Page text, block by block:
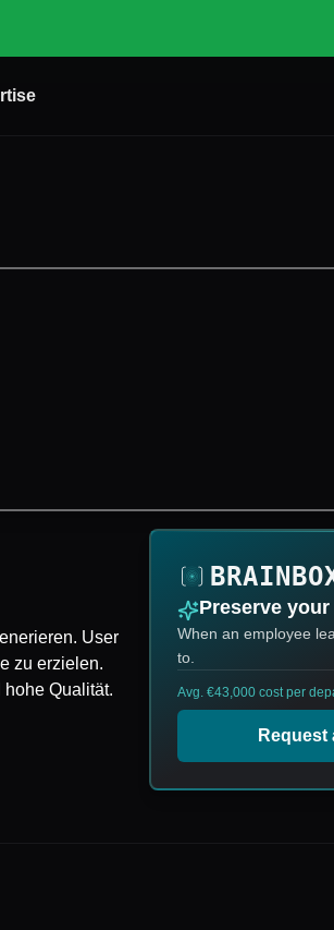
User
zu erzielen.
Qualität.
Preserve
When an employee
to.
Avg. €43,000 cost per
Request